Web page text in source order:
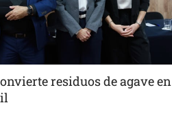
residuos de agave en